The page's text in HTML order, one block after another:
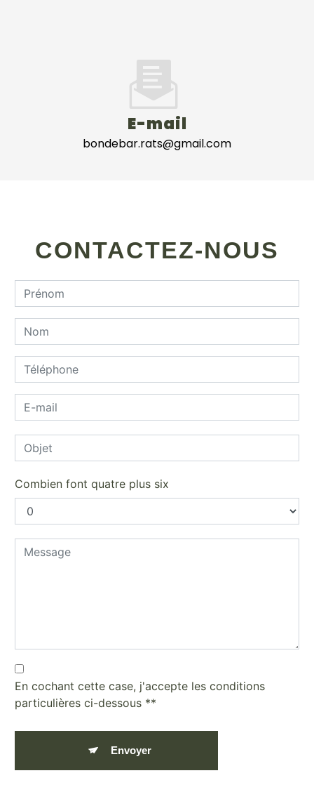
E-mail
bondebar.rats@gmail.com
CONTACTEZ-NOUS
Combien font quatre plus six
En cochant cette case, j'accepte les conditions
particulières ci-dessous **
Envoyer